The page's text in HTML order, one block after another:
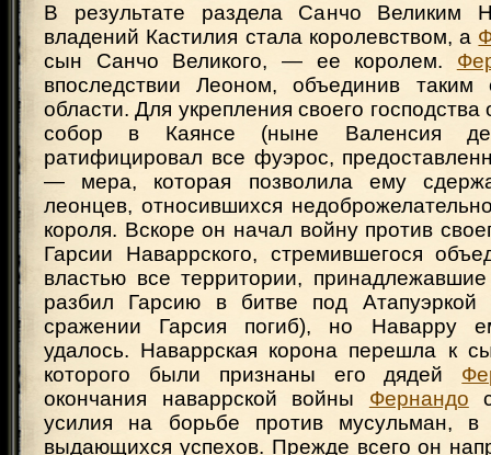
В результате раздела Санчо Великим
владений Кастилия стала королевством, а
сын Санчо Великого, — ее королем.
впоследствии Леоном, объединив
области. Для укрепления своего господства
собор в Каянсе (ныне Валенсия
ратифицировал все фуэрос,
— мера, которая позволила ему
леонцев, относившихся
короля. Вскоре он начал войну против
Гарсии Наваррского, стремившегося
властью все территории,
разбил Гарсию в битве под
сражении Гарсия погиб), но Наварру
удалось. Наваррская корона перешла к
которого были признаны его дядей
окончания наваррской войны Фернандо
усилия на борьбе против мусульман, в
выдающихся успехов. Прежде всего он